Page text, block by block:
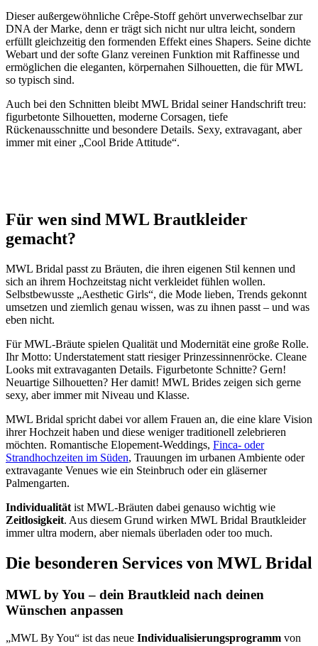
Dieser außergewöhnliche Crêpe-Stoff gehört unverwechselbar zur
DNA der Marke, denn er trägt sich nicht nur ultra leicht, sondern
erfüllt gleichzeitig den formenden Effekt eines Shapers. Seine dichte
Webart und der softe Glanz vereinen Funktion mit Raffinesse und
ermöglichen die eleganten, körpernahen Silhouetten, die für MWL
so typisch sind.
Auch bei den Schnitten bleibt MWL Bridal seiner Handschrift treu:
figurbetonte Silhouetten, moderne Corsagen, tiefe
Rückenausschnitte und besondere Details. Sexy, extravagant, aber
immer mit einer „Cool Bride Attitude“.
Für wen sind MWL Brautkleider
gemacht?
MWL Bridal passt zu Bräuten, die ihren eigenen Stil kennen und
sich an ihrem Hochzeitstag nicht verkleidet fühlen wollen.
Selbstbewusste „Aesthetic Girls“, die Mode lieben, Trends gekonnt
umsetzen und ziemlich genau wissen, was zu ihnen passt – und was
eben nicht.
Für MWL-Bräute spielen Qualität und Modernität eine große Rolle.
Ihr Motto: Understatement statt riesiger Prinzessinnenröcke. Cleane
Looks mit extravaganten Details. Figurbetonte Schnitte? Gern!
Neuartige Silhouetten? Her damit! MWL Brides zeigen sich gerne
sexy, aber immer mit Niveau und Klasse.
MWL Bridal spricht dabei vor allem Frauen an, die eine klare Vision
ihrer Hochzeit haben und diese weniger traditionell zelebrieren
möchten. Romantische Elopement-Weddings, Finca- oder
Strandhochzeiten im Süden, Trauungen im urbanen Ambiente oder
extravagante Venues wie ein Steinbruch oder ein gläserner
Palmengarten.
Individualität ist MWL-Bräuten dabei genauso wichtig wie
Zeitlosigkeit. Aus diesem Grund wirken MWL Bridal Brautkleider
immer ultra modern, aber niemals überladen oder too much.
Die besonderen Services von MWL Bridal
MWL by You – dein Brautkleid nach deinen
Wünschen anpassen
„MWL By You“ ist das neue Individualisierungsprogramm von